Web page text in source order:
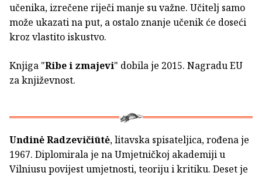
učenika, izrečene riječi manje su važne. Učitelj samo
može ukazati na put, a ostalo znanje učenik će doseći
kroz vlastito iskustvo.
Knjiga "Ribe i zmajevi" dobila je 2015. Nagradu EU
za književnost.
Undinė Radzevičiūtė, litavska spisateljica, rođena je
1967. Diplomirala je na Umjetničkoj akademiji u
Vilniusu povijest umjetnosti, teoriju i kritiku. Deset je